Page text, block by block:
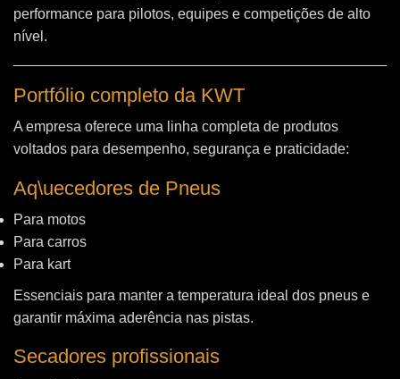
performance para pilotos, equipes e competições de alto
nível.
Portfólio completo da KWT
A empresa oferece uma linha completa de produtos
voltados para desempenho, segurança e praticidade:
Aq\uecedores de Pneus
Para motos
Para carros
Para kart
Essenciais para manter a temperatura ideal dos pneus e
garantir máxima aderência nas pistas.
Secadores profissionais